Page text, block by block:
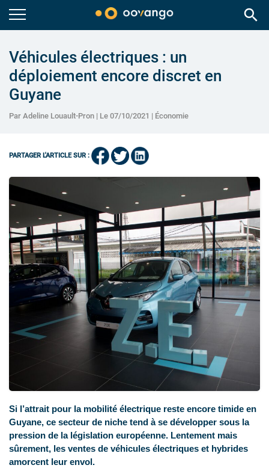
search
Véhicules électriques : un
déploiement encore discret en
Guyane
Par Adeline Louault-Pron | Le 07/10/2021 | Économie
PARTAGER L'ARTICLE SUR :
Si l’attrait pour la mobilité électrique reste encore timide en
Guyane, ce secteur de niche tend à se développer sous la
pression de la législation européenne. Lentement mais
sûrement, les ventes de véhicules électriques et hybrides
amorcent leur envol.